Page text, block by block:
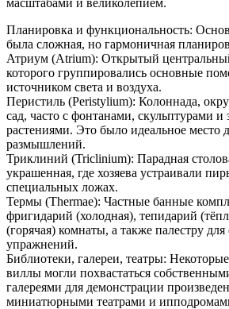
Планировка и функциональность:
была сложная, но гармоничная
Атриум (Atrium): Открытый
которого группировались основные
источником света и воздуха.
Перистиль (Peristylium): Колоннада,
сад, часто с фонтанами, скульптурами и
растениями. Это было идеальное место
размышлений.
Триклиний (Triclinium): Парадная
украшенная, где хозяева устраивали
специальных ложах.
Термы (Thermae): Частные банные
фригидарий (холодная), тепидарий
(горячая) комнаты, а также палестру
упражнений.
Библиотеки, галереи, театры:
виллы могли похвастаться
галереями для демонстрации
миниатюрными театрами и